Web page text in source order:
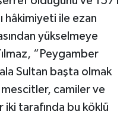
hâkimiyeti ile ezan
yükselmeye
“Peygamber
Sultan başta olmak
camiler ve
iki tarafında bu köklü